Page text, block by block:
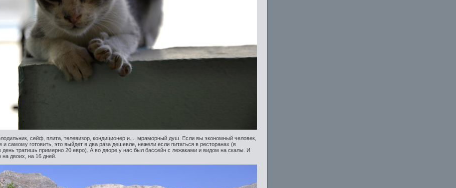
сейф, плита, телевизор, кондиционер и.... мраморный душ. Если вы экономный человек,
и самому готовить, это выйдет в два раза дешевле, нежели если питаться в ресторанах (в
день тратишь примерно 20 евро). А во дворе у нас был бассейн с лежаками и видом на скалы. И
на двоих, на 16 дней.